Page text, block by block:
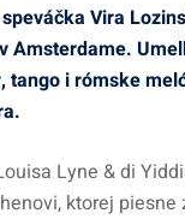
Vira
Amsterdame.
i rómske
Lyne & di
ktorej piesne